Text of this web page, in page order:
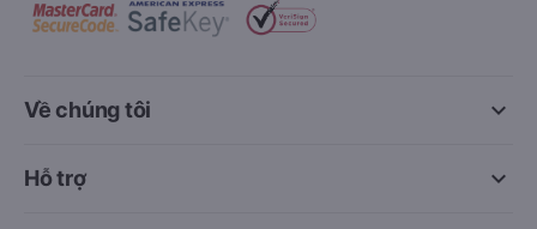
keyboard_arrow_down
Về chúng tôi
keyboard_arrow_down
Hỗ trợ